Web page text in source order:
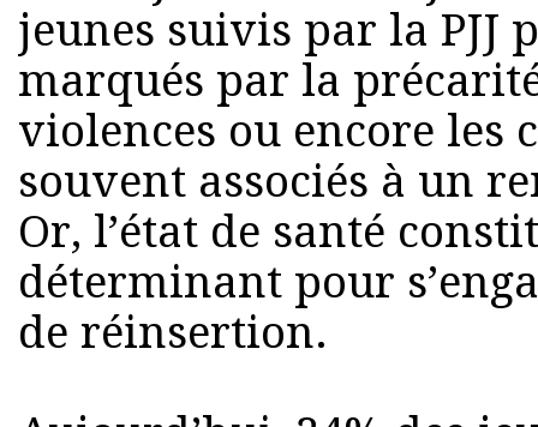
jeunes suivis par la PJJ
marqués par la
violences ou encore les
souvent associés à un
Or, l’état de santé
déterminant pour
de réinsertion.